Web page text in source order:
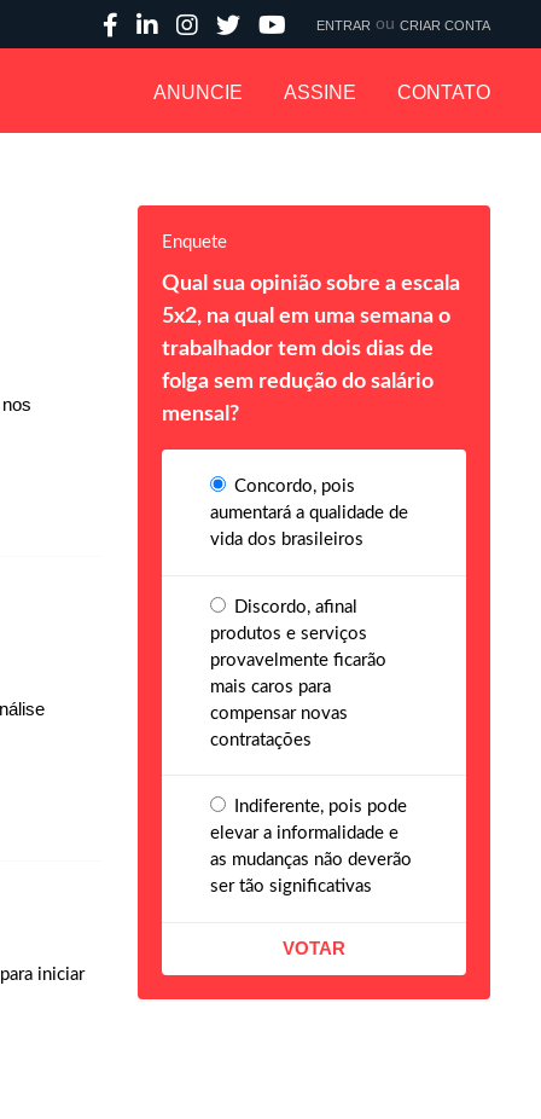
ANUNCIE ASSINE CONTATO
ENTRAR ou CRIAR CONTA
iniciar
Enquete
Qual sua opinião sobre a escala
5x2, na qual em uma semana o
trabalhador tem dois dias de
folga sem redução do salário
mensal?
Concordo, pois
aumentará a qualidade de
vida dos brasileiros
Discordo, afinal
produtos e serviços
provavelmente ficarão
mais caros para
compensar novas
contratações
Indiferente, pois pode
elevar a informalidade e
as mudanças não deverão
ser tão significativas